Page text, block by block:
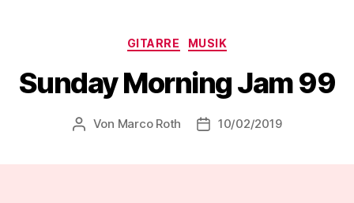
Kategorien
GITARRE MUSIK
Sunday Morning Jam 99
Beitragsautor
Von Marco Roth Veröffentlichungsdatum
10/02/2019